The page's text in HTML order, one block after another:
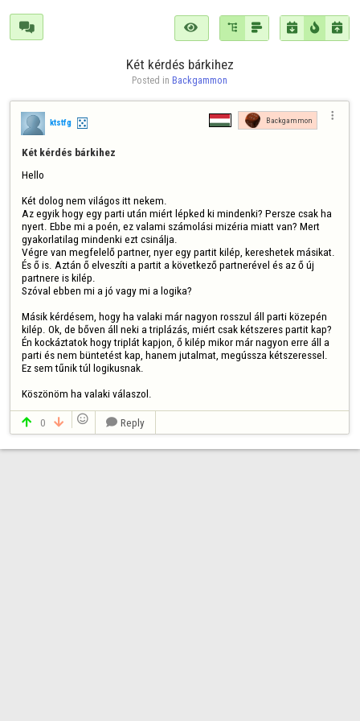
      
Két kérdés bárkihez
Posted in Backgammon
ktstfg Backgammon 
Két kérdés bárkihez
Hello
Két dolog nem világos itt nekem.
Az egyik hogy egy parti után miért lépked ki mindenki? Persze csak ha
nyert. Ebbe mi a poén, ez valami számolási mizéria miatt van? Mert
gyakorlatilag mindenki ezt csinálja.
Végre van megfelelő partner, nyer egy partit kilép, kereshetek másikat.
És ő is. Aztán ő elveszíti a partit a következő partnerével és az ő új
partnere is kilép.
Szóval ebben mi a jó vagy mi a logika?
Másik kérdésem, hogy ha valaki már nagyon rosszul áll parti közepén
kilép. Ok, de bőven áll neki a triplázás, miért csak kétszeres partit kap?
Én kockáztatok hogy triplát kapjon, ő kilép mikor már nagyon erre áll a
parti és nem büntetést kap, hanem jutalmat, megússza kétszeressel.
Ez sem tűnik túl logikusnak.
Köszönöm ha valaki válaszol.
 0    Reply